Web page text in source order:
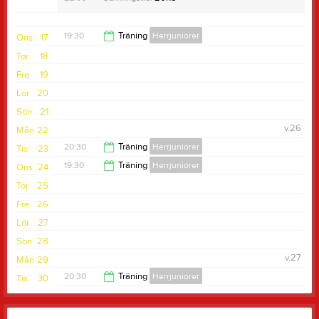
17
Ons 19:30 Träning Herrjuniorer
18
Tor
19
Fre
20
Lör
21
Sön
22
Mån
v.26
23
Tis 20:30 Träning Herrjuniorer
24
Ons 19:30 Träning Herrjuniorer
25
Tor
26
Fre
27
Lör
28
Sön
29
Mån
v.27
30
Tis 20:30 Träning Herrjuniorer
22:00